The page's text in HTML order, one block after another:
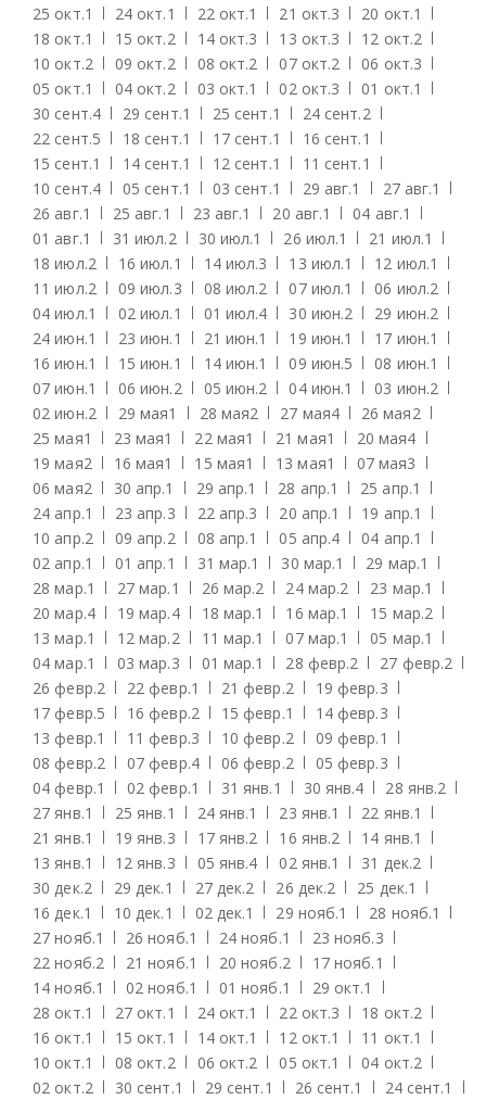
25 окт.1 24 окт.1 22 окт.1 21 окт.3 20 окт.1
18 окт.1 15 окт.2 14 окт.3 13 окт.3 12 окт.2
10 окт.2 09 окт.2 08 окт.2 07 окт.2 06 окт.3
05 окт.1 04 окт.2 03 окт.1 02 окт.3 01 окт.1
30 сент.4 29 сент.1 25 сент.1 24 сент.2
22 сент.5 18 сент.1 17 сент.1 16 сент.1
15 сент.1 14 сент.1 12 сент.1 11 сент.1
10 сент.4 05 сент.1 03 сент.1 29 авг.1 27 авг.1
26 авг.1 25 авг.1 23 авг.1 20 авг.1 04 авг.1
01 авг.1 31 июл.2 30 июл.1 26 июл.1 21 июл.1
18 июл.2 16 июл.1 14 июл.3 13 июл.1 12 июл.1
11 июл.2 09 июл.3 08 июл.2 07 июл.1 06 июл.2
04 июл.1 02 июл.1 01 июл.4 30 июн.2 29 июн.2
24 июн.1 23 июн.1 21 июн.1 19 июн.1 17 июн.1
16 июн.1 15 июн.1 14 июн.1 09 июн.5 08 июн.1
07 июн.1 06 июн.2 05 июн.2 04 июн.1 03 июн.2
02 июн.2 29 мая1 28 мая2 27 мая4 26 мая2
25 мая1 23 мая1 22 мая1 21 мая1 20 мая4
19 мая2 16 мая1 15 мая1 13 мая1 07 мая3
06 мая2 30 апр.1 29 апр.1 28 апр.1 25 апр.1
24 апр.1 23 апр.3 22 апр.3 20 апр.1 19 апр.1
10 апр.2 09 апр.2 08 апр.1 05 апр.4 04 апр.1
02 апр.1 01 апр.1 31 мар.1 30 мар.1 29 мар.1
28 мар.1 27 мар.1 26 мар.2 24 мар.2 23 мар.1
20 мар.4 19 мар.4 18 мар.1 16 мар.1 15 мар.2
13 мар.1 12 мар.2 11 мар.1 07 мар.1 05 мар.1
04 мар.1 03 мар.3 01 мар.1 28 февр.2 27 февр.2
26 февр.2 22 февр.1 21 февр.2 19 февр.3
17 февр.5 16 февр.2 15 февр.1 14 февр.3
13 февр.1 11 февр.3 10 февр.2 09 февр.1
08 февр.2 07 февр.4 06 февр.2 05 февр.3
04 февр.1 02 февр.1 31 янв.1 30 янв.4 28 янв.2
27 янв.1 25 янв.1 24 янв.1 23 янв.1 22 янв.1
21 янв.1 19 янв.3 17 янв.2 16 янв.2 14 янв.1
13 янв.1 12 янв.3 05 янв.4 02 янв.1 31 дек.2
30 дек.2 29 дек.1 27 дек.2 26 дек.2 25 дек.1
16 дек.1 10 дек.1 02 дек.1 29 нояб.1 28 нояб.1
27 нояб.1 26 нояб.1 24 нояб.1 23 нояб.3
22 нояб.2 21 нояб.1 20 нояб.2 17 нояб.1
14 нояб.1 02 нояб.1 01 нояб.1 29 окт.1
28 окт.1 27 окт.1 24 окт.1 22 окт.3 18 окт.2
16 окт.1 15 окт.1 14 окт.1 12 окт.1 11 окт.1
10 окт.1 08 окт.2 06 окт.2 05 окт.1 04 окт.2
02 окт.2 30 сент.1 29 сент.1 26 сент.1 24 сент.1